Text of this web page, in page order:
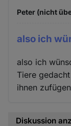
Peter (nicht
also ich
also ich
Tiere
ihnen zufügen
Diskussion